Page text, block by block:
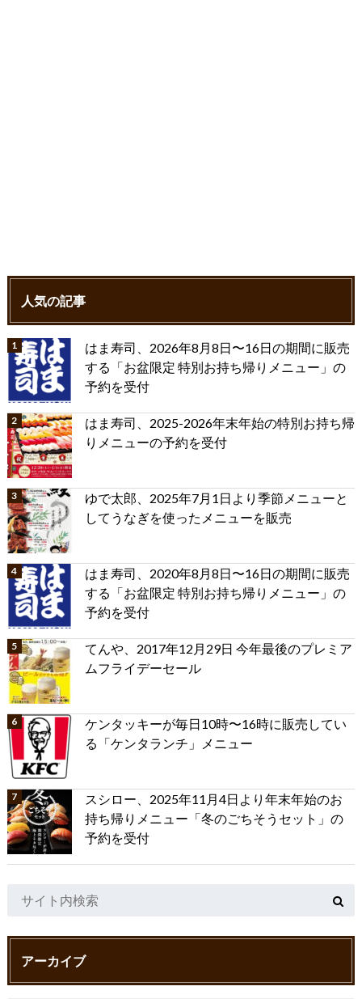
人気の記事
はま寿司、2026年8月8日〜16日の期間に販売
する「お盆限定 特別お持ち帰りメニュー」の
予約を受付
はま寿司、2025-2026年末年始の特別お持ち帰
りメニューの予約を受付
ゆで太郎、2025年7月1日より季節メニューと
してうなぎを使ったメニューを販売
はま寿司、2020年8月8日〜16日の期間に販売
する「お盆限定 特別お持ち帰りメニュー」の
予約を受付
てんや、2017年12月29日 今年最後のプレミア
ムフライデーセール
ケンタッキーが毎日10時〜16時に販売してい
る「ケンタランチ」メニュー
スシロー、2025年11月4日より年末年始のお
持ち帰りメニュー「冬のごちそうセット」の
予約を受付
アーカイブ